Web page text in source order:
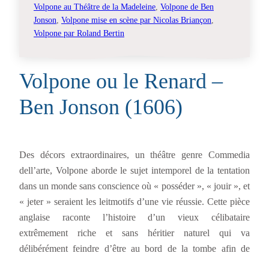
Volpone au Théâtre de la Madeleine Volpone de Ben
Jonson Volpone mise en scène par Nicolas Briançon
Volpone par Roland Bertin
Volpone ou le Renard –
Ben Jonson (1606)
Des décors extraordinaires, un théâtre genre Commedia
dell’arte, Volpone aborde le sujet intemporel de la tentation
dans un monde sans conscience où « posséder », « jouir », et
« jeter » seraient les leitmotifs d’une vie réussie. Cette pièce
anglaise raconte l’histoire d’un vieux célibataire
extrêmement riche et sans héritier naturel qui va
délibérément feindre d’être au bord de la tombe afin de